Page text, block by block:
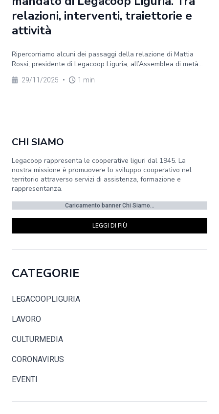
relazioni, interventi, traiettorie e
attività
Ripercorriamo alcuni dei passaggi della relazione di Mattia
Rossi, presidente di Legacoop Liguria, all’Assemblea di metà...
29/11/2025 • 1 min
CHI SIAMO
Legacoop rappresenta le cooperative liguri dal 1945. La
nostra missione è promuovere lo sviluppo cooperativo nel
territorio attraverso servizi di assistenza, formazione e
rappresentanza.
Caricamento banner Chi Siamo...
LEGGI DI PIÙ
CATEGORIE
LEGACOOPLIGURIA
LAVORO
CULTURMEDIA
CORONAVIRUS
EVENTI